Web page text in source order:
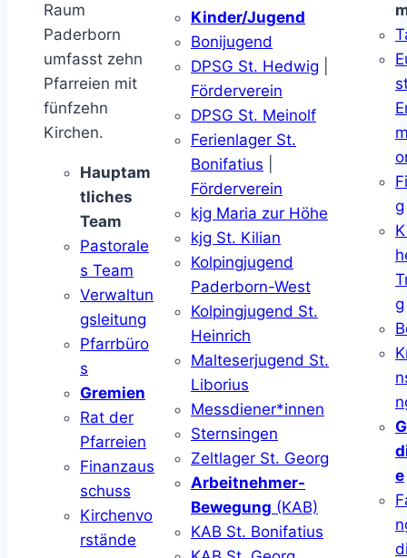
Raum
Paderborn
umfasst zehn
Pfarreien mit
fünfzehn
Kirchen.
Hauptam
tliches
Team
Pastorale
s Team
Verwaltun
gsleitung
Pfarrbüro
s
Gremien
Rat der
Pfarreien
Finanzaus
schuss
Kirchenvo
rstände
Kinder/Jugend
Bonijugend
DPSG St. Hedwig
Förderverein
DPSG St. Meinolf
Ferienlager St.
Bonifatius
Förderverein
kjg Maria zur Höhe
kjg St. Kilian
Kolpingjugend
Paderborn-West
Kolpingjugend St.
Heinrich
Malteserjugend St.
Liborius
Messdiener*innen
Sternsingen
Zeltlager St. Georg
Arbeitnehmer-
Bewegung (KAB)
KAB St. Bonifatius
g
g
e